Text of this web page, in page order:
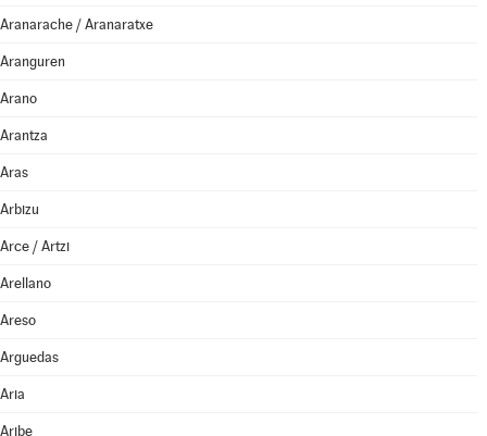
Aranarache / Aranaratxe
Aranguren
Arano
Arantza
Aras
Arbizu
Arce / Artzi
Arellano
Areso
Arguedas
Aria
Aribe